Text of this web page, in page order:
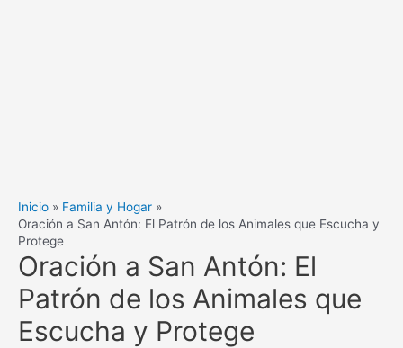
Inicio
Familia y Hogar
Oración a San Antón: El Patrón de los Animales que Escucha y
Protege
Oración a San Antón: El
Patrón de los Animales que
Escucha y Protege